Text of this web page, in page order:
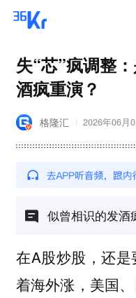
失“芯”疯调整
酒疯重演？
格隆汇 2026年06月
似曾相识的发酒
在A股炒股，还
着海外涨，美国